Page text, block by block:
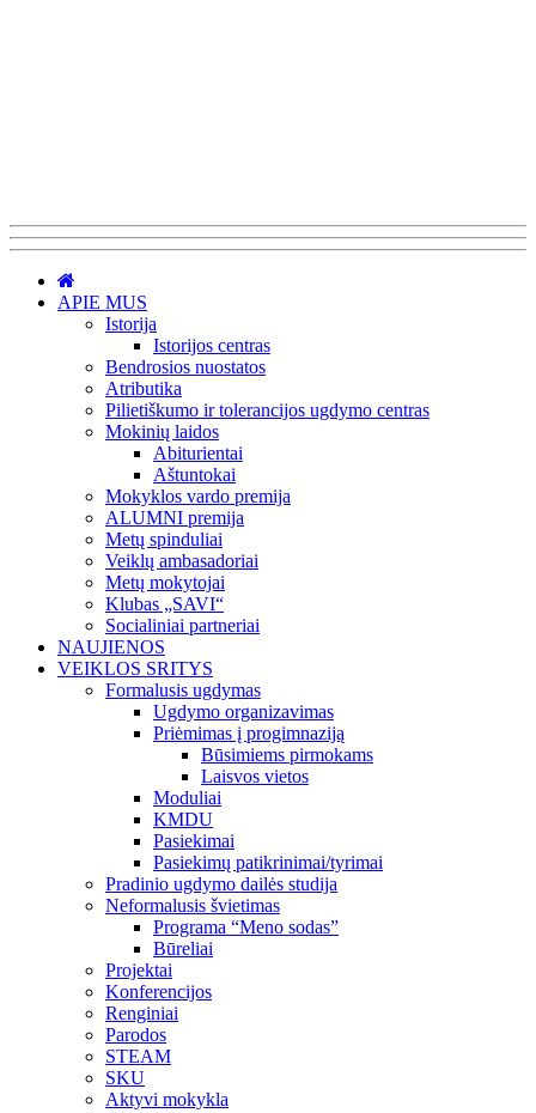
APIE MUS
Istorija
Istorijos centras
Bendrosios nuostatos
Atributika
Pilietiškumo ir tolerancijos ugdymo centras
Mokinių laidos
Abiturientai
Aštuntokai
Mokyklos vardo premija
ALUMNI premija
Metų spinduliai
Veiklų ambasadoriai
Metų mokytojai
Klubas „SAVI“
Socialiniai partneriai
NAUJIENOS
VEIKLOS SRITYS
Formalusis ugdymas
Ugdymo organizavimas
Priėmimas į progimnaziją
Būsimiems pirmokams
Laisvos vietos
Moduliai
KMDU
Pasiekimai
Pasiekimų patikrinimai/tyrimai
Pradinio ugdymo dailės studija
Neformalusis švietimas
Programa “Meno sodas”
Būreliai
Projektai
Konferencijos
Renginiai
Parodos
STEAM
SKU
Aktyvi mokykla